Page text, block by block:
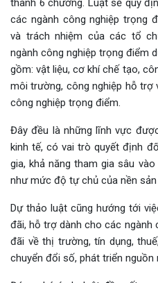
thành 6 chương. Luật sẽ quy
các ngành công nghiệp trọng
và trách nhiệm của các tổ
ngành công nghiệp trọng điểm
gồm: vật liệu, cơ khí chế tạo,
môi trường, công nghiệp hỗ trợ
công nghiệp trọng điểm.
Đây đều là những lĩnh vực
kinh tế, có vai trò quyết định
gia, khả năng tham gia sâu
như mức độ tự chủ của nền
Dự thảo luật cũng hướng tới
đãi, hỗ trợ dành cho các ngành
đãi về thị trường, tín dụng,
chuyển đổi số, phát triển nguồn